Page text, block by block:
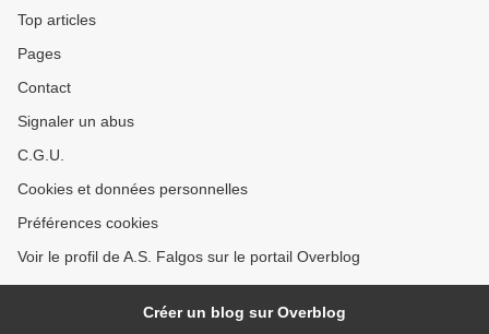
Top articles
Pages
Contact
Signaler un abus
C.G.U.
Cookies et données personnelles
Préférences cookies
Voir le profil de A.S. Falgos sur le portail Overblog
Créer un blog sur Overblog